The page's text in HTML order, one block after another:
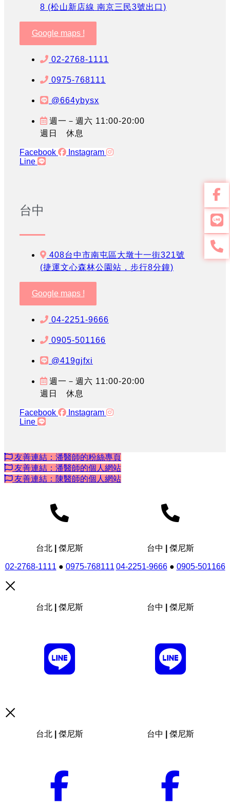
8 (松山新店線 南京三民3號出口)
Google maps !
02-2768-1111
0975-768111
@664ybysx
週一－週六 11:00-20:00
週日 休息
Facebook
Instagram
Line
台中
408台中市南屯區大墩十一街321號
(捷運文心森林公園站，步行8分鐘)
Google maps !
04-2251-9666
0905-501166
@419gjfxi
週一－週六 11:00-20:00
週日 休息
Facebook
Instagram
Line
友善連結：潘醫師的粉絲專頁
友善連結：潘醫師的個人網站
友善連結：陳醫師的個人網站
台北 | 傑尼斯
02-2768-1111 ● 0975-768111
台中 | 傑尼斯
04-2251-9666● 0905-501166
台北 | 傑尼斯 台中 | 傑尼斯
台北 | 傑尼斯 台中 | 傑尼斯